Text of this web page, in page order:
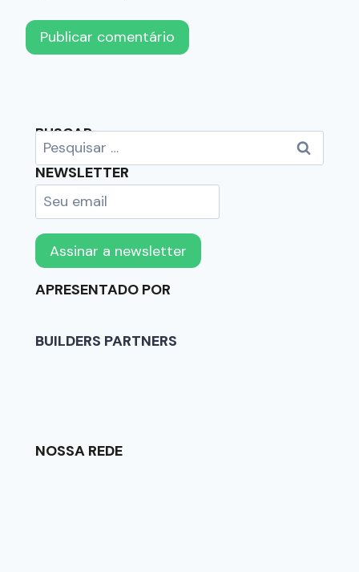
BUSCAR
NEWSLETTER
APRESENTADO POR
BUILDERS PARTNERS
NOSSA REDE